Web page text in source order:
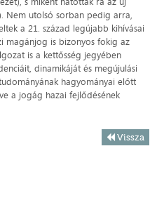
Nem utolsó sorban pedig arra,
a 21. század legújabb kihívásai
magánjog is bizonyos fokig az
is a kettősség jegyében
dinamikáját és megújulási
hagyományai előtt
a jogág hazai fejlődésének
Vissza